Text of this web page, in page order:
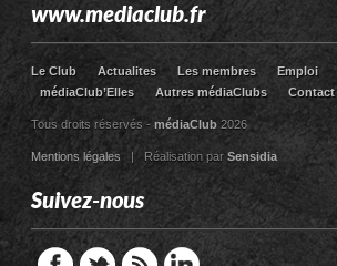
www.mediaclub.fr
Le Club Actualites Les membres Emploi
médiaClub’Elles
Autres médiaClubs Contact
Tous droits réservés -médiaClub 2026
Mentions légales| Réalisation parSensidia
Suivez-nous